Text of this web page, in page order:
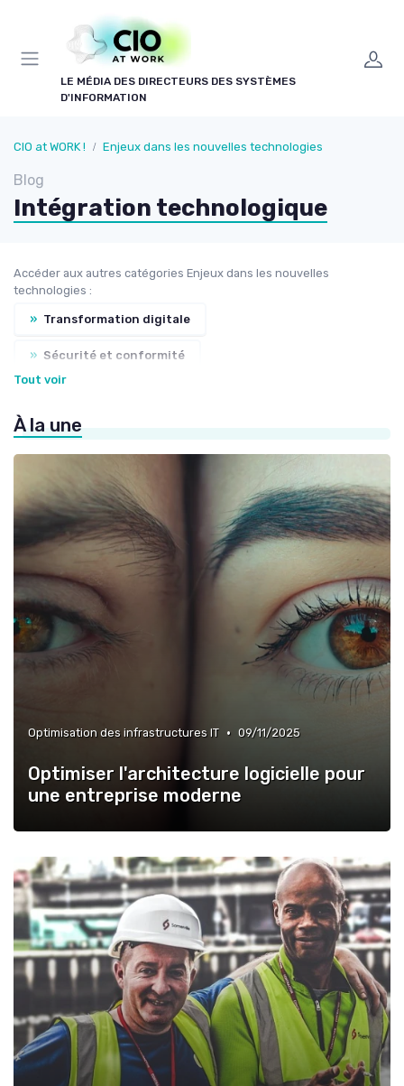
LE MÉDIA DES DIRECTEURS DES SYSTÈMES
D'INFORMATION
CIO at WORK ! Enjeux dans les nouvelles technologies
Blog
Intégration technologique
Accéder aux autres catégories Enjeux dans les nouvelles
technologies :
» Transformation digitale
» Sécurité et conformité
» Innovation et veille technologique
» Alignement IT-business Gestion du budget IT
Tout voir
À la une
Optimisation des infrastructures IT • 09/11/2025
Optimiser l'architecture logicielle pour
une entreprise moderne